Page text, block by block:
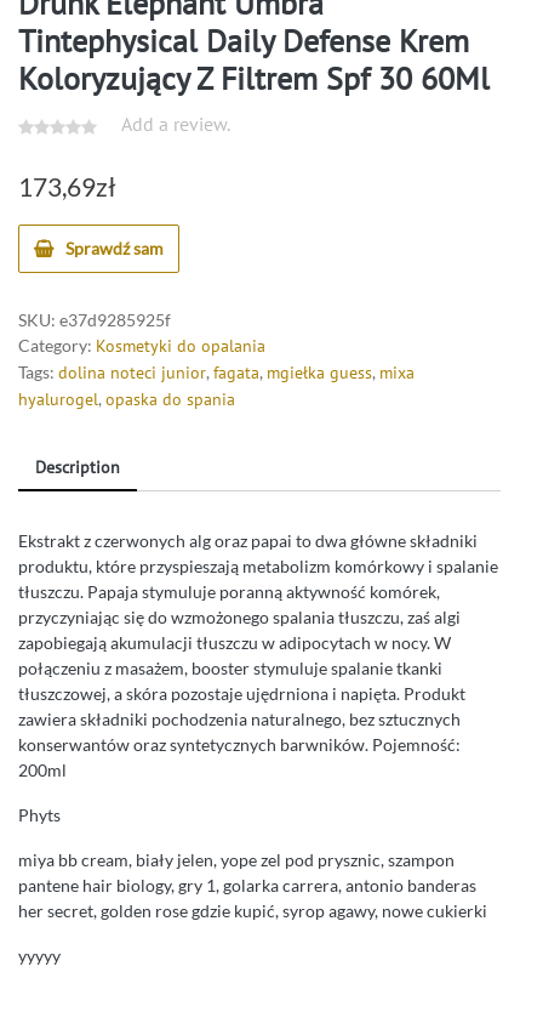
Tintephysical Daily Defense Krem
Koloryzujący Z Filtrem Spf 30 60Ml
Add a review.
173,69zł
Sprawdź sam
SKU: e37d9285925f
Category: Kosmetyki do opalania
Tags: dolina noteci junior,fagata, mgiełka guess, mixa
hyalurogel,opaska do spania
Description
Ekstrakt z czerwonych alg oraz papai to dwa główne składniki
produktu, które przyspieszają metabolizm komórkowy i spalanie
tłuszczu. Papaja stymuluje poranną aktywność komórek,
przyczyniając się do wzmożonego spalania tłuszczu, zaś algi
zapobiegają akumulacji tłuszczu w adipocytach w nocy. W
połączeniu z masażem, booster stymuluje spalanie tkanki
tłuszczowej, a skóra pozostaje ujędrniona i napięta. Produkt
zawiera składniki pochodzenia naturalnego, bez sztucznych
konserwantów oraz syntetycznych barwników. Pojemność:
200ml
Phyts
miya bb cream, biały jelen, yope zel pod prysznic, szampon
pantene hair biology, gry 1, golarka carrera, antonio banderas
her secret, golden rose gdzie kupić, syrop agawy, nowe cukierki
yyyyy